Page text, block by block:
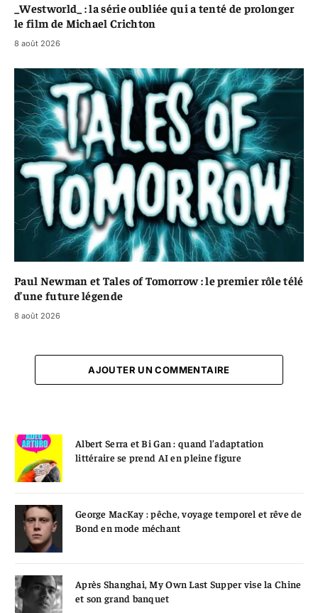
_Westworld_ : la série oubliée qui a tenté de prolonger
le film de Michael Crichton
8 août 2026
Paul Newman et Tales of Tomorrow : le premier rôle télé
d’une future légende
8 août 2026
AJOUTER UN COMMENTAIRE
Albert Serra et Bi Gan : quand l’adaptation
littéraire se prend AI en pleine figure
George MacKay : pêche, voyage temporel et rêve de
Bond en mode méchant
Après Shanghai, My Own Last Supper vise la Chine
et son grand banquet